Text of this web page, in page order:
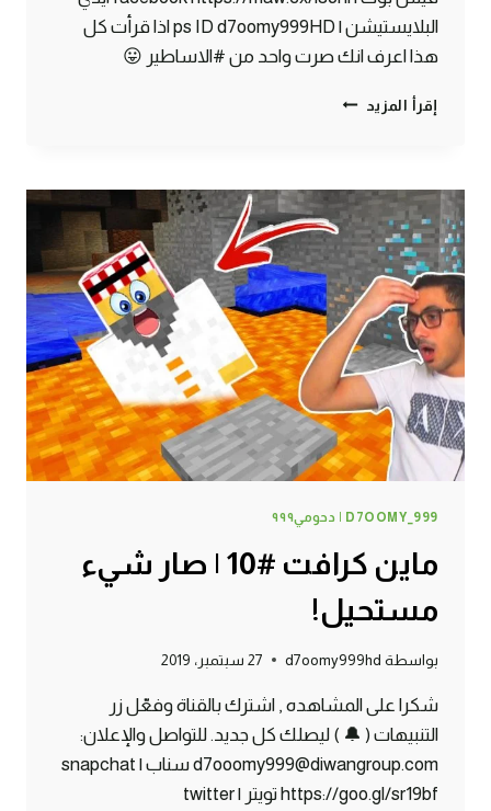
البلايستيشن | ps ID d7oomy999HD اذا قرأت كل
هذا اعرف انك صرت واحد من #الاساطير 😛
إقرأ المزيد ماين
وأخيراً
بيتي
الاسطوري
🔥
D7OOMY_999 | دحومي٩٩٩
ماين كرافت #10 | صار شيء
مستحيل!
بواسطة d7oomy999hd 27 سبتمبر، 2019
شكرا على المشاهده , اشترك بالقناة وفعّل زر
التنبيهات ( 🔔 ) ليصلك كل جديد. للتواصل والإعلان:
d7ooomy999@diwangroup.com سناب | snapchat
https://goo.gl/sr19bf تويتر | twitter